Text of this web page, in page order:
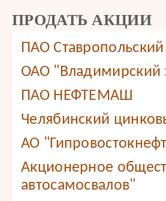
ПРОДАТЬ АКЦИИ
ПАО
ОАО "Владимирский
ПАО НЕФТЕМАШ
Челябинский
АО
Акционерное
автосамосвалов"